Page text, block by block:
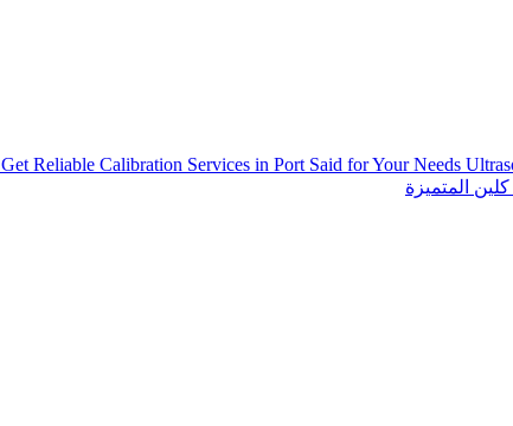
Get Reliable Calibration Services in Port Said for Your Needs
المتميزة